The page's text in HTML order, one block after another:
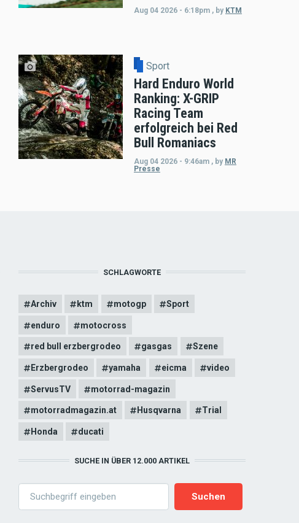
Aug 04 2026 - 6:18pm , by KTM
Sport
Hard Enduro World
Ranking: X-GRIP
Racing Team
erfolgreich bei Red
Bull Romaniacs
Aug 04 2026 - 9:46am , by MR
Presse
SCHLAGWORTE
Archiv ktm motogp Sport
enduro motocross
red bull erzbergrodeo gasgas Szene
Erzbergrodeo yamaha eicma video
ServusTV motorrad-magazin
motorradmagazin.at Husqvarna Trial
Honda ducati
SUCHE IN ÜBER 12.000 ARTIKEL